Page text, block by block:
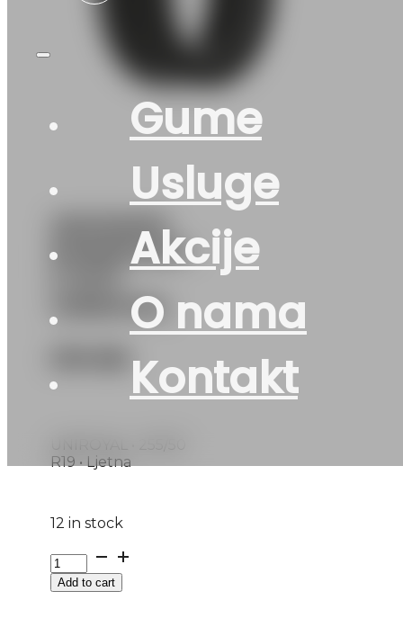
Gume
Usluge
Akcije
O nama
Kontakt
255/50R19
RAINSPORT-
UNIROYAL
R19 • Ljetna
12 in stock
255/50R19
RAINSPORT-
5Add to cart